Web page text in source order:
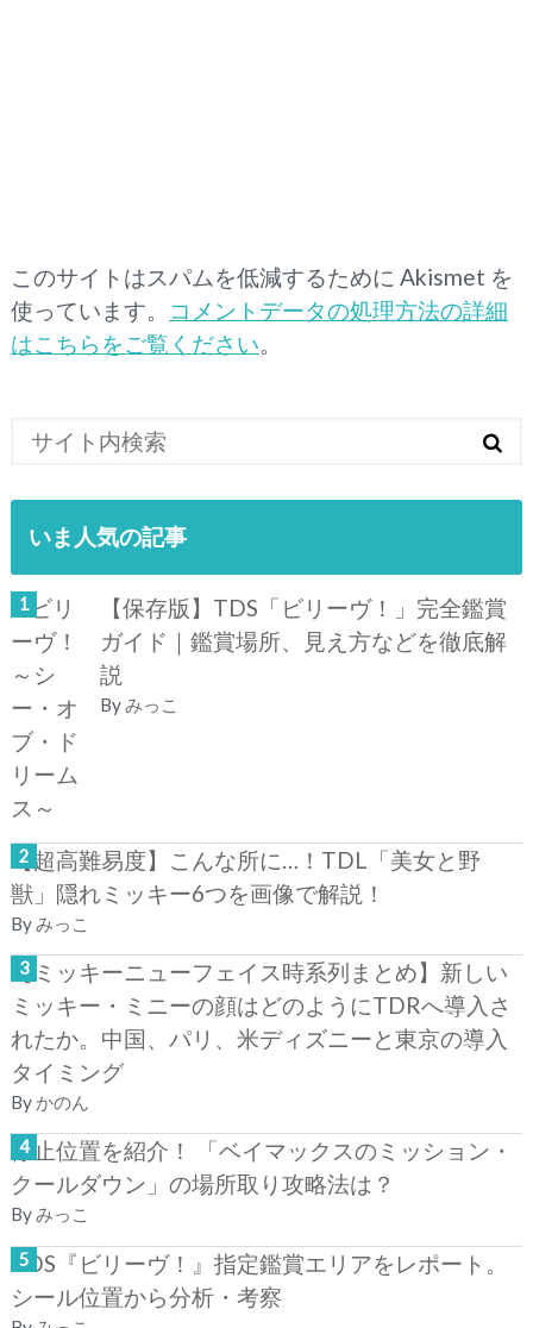
このサイトはスパムを低減するために Akismet を
使っています。
コメントデータの処理方法の詳細
はこちらをご覧ください。
いま人気の記事
【保存版】TDS「ビリーヴ！」完全鑑賞
ガイド｜鑑賞場所、見え方などを徹底解
説
Byみっこ
【超高難易度】こんな所に…！TDL「美女と野
獣」隠れミッキー6つを画像で解説！
Byみっこ
【ミッキーニューフェイス時系列まとめ】新しい
ミッキー・ミニーの顔はどのようにTDRへ導入さ
れたか。中国、パリ、米ディズニーと東京の導入
タイミング
By かのん
停止位置を紹介！ 「ベイマックスのミッション・
クールダウン」の場所取り攻略法は？
Byみっこ
TDS『ビリーヴ！』指定鑑賞エリアをレポート。
シール位置から分析・考察